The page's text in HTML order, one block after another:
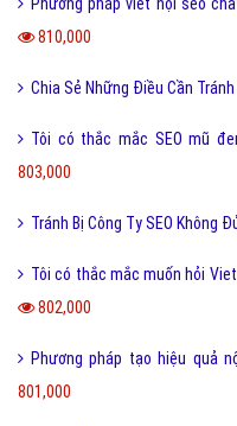
Phương pháp viết nội seo
810,000
Chia Sẻ Những Điều Cần Tránh
Tôi có thắc mắc SEO mũ
803,000
Tránh Bị Công Ty SEO Không
Tôi có thắc mắc muốn hỏi
802,000
Phương pháp tạo hiệu quả
801,000